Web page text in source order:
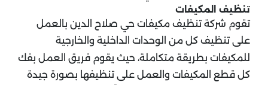
تنظيف المكيفات
تقوم شركة تنظيف مكيفات حي صلاح الدين بالعمل
على تنظيف كل من الوحدات الداخلية والخارجية
للمكيفات بطريقة متكاملة، حيث يقوم فريق العمل بفك
كل قطع المكيفات والعمل على تنظيفها بصورة جيدة